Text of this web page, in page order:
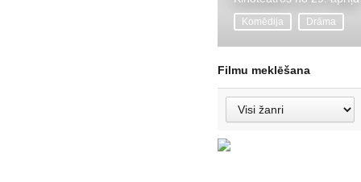
Komēdija Drāma
Filmu meklēšana